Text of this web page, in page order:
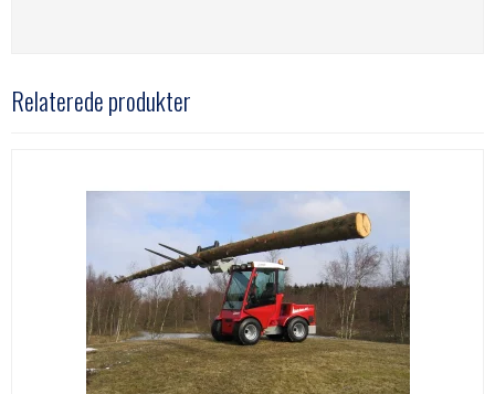
Relaterede produkter